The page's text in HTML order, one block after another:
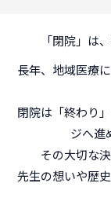
「閉院」は
長年、地域医療
閉院は「終わり
ジへ進
その大切な
先生の想いや歴